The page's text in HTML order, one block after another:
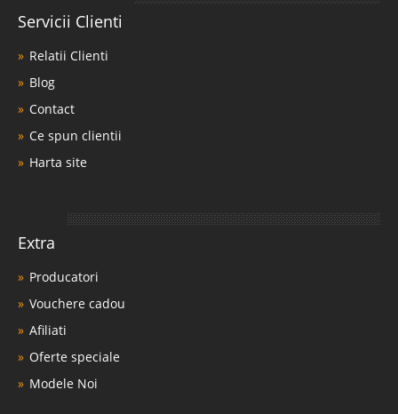
Servicii Clienti
Relatii Clienti
Blog
Contact
Ce spun clientii
Harta site
Extra
Producatori
Vouchere cadou
Afiliati
Oferte speciale
Modele Noi